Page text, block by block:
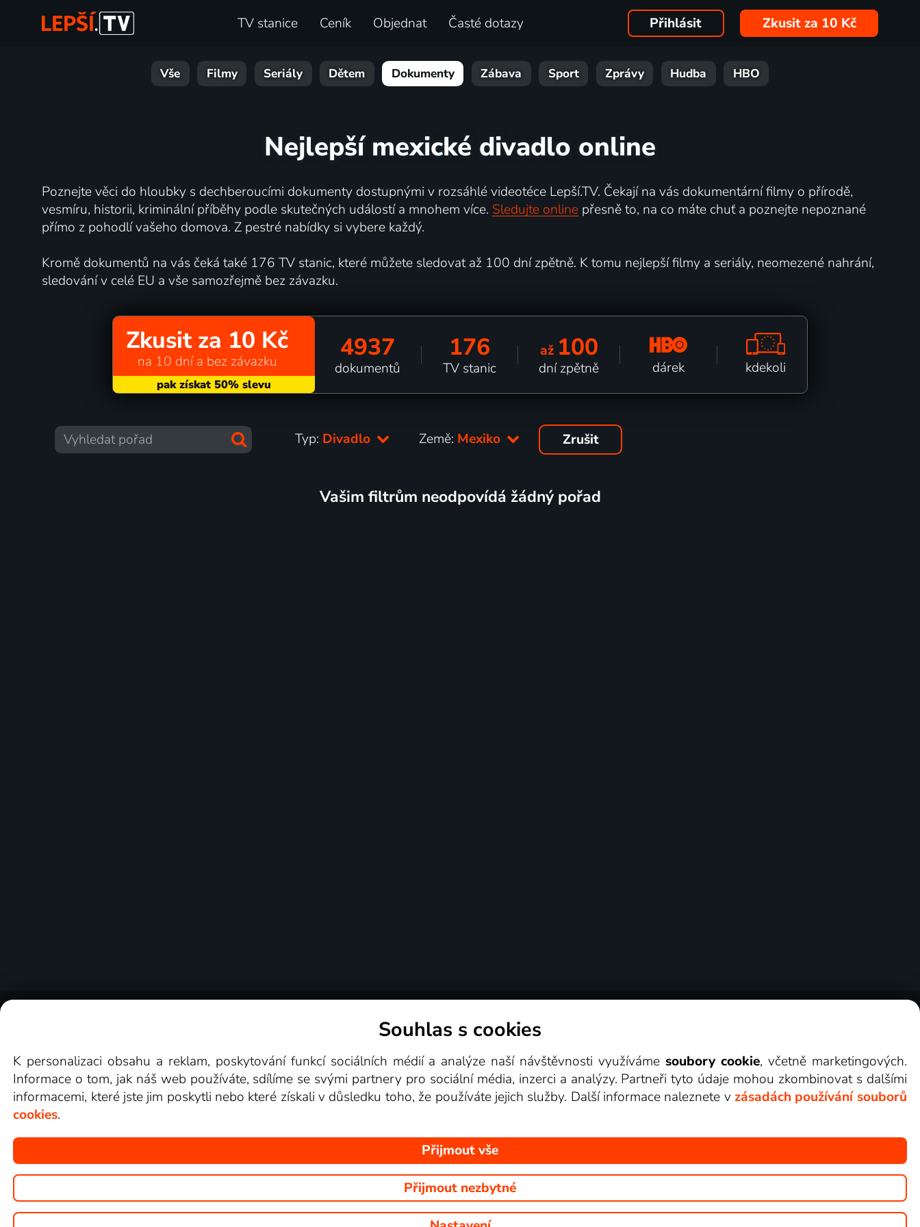
TV stanice Ceník Objednat Časté dotazy Přihlásit Zkusit za 10 Kč
Vše Filmy Seriály Dětem Dokumenty Zábava Sport Zprávy Hudba HBO
Nejlepší mexické divadlo online
Poznejte věci do hloubky s dechberoucími dokumenty dostupnými v rozsáhlé videotéce Lepší.TV. Čekají na vás dokumentární filmy o přírodě,
vesmíru, historii, kriminální příběhy podle skutečných událostí a mnohem více. Sledujte onlinepřesně to, na co máte chuť a poznejte nepoznané
přímo z pohodlí vašeho domova. Z pestré nabídky si vybere každý.
Kromě dokumentů na vás čeká také 176 TV stanic, které můžete sledovat až 100 dní zpětně. K tomu nejlepší filmy a seriály, neomezené nahrání,
sledování v celé EU a vše samozřejmě bez závazku.
Zkusit za 10 Kč
na 10 dní a bez závazku 4937
dokumentů
176
TV stanic
až 100
dní zpětně dárek kdekoli
Typ: Divadlo Země: Mexiko Zrušit
Vašim filtrům neodpovídá žádný pořad
Videotéka
Copyright © goNET s.r.o. Na tomto webu jsou zobrazovány obrázky z pořadů TV stanic, které můžete sledovat v Lepší.TV.
Souhlas s cookies
K personalizaci obsahu a reklam, poskytování funkcí sociálních médií a analýze naší návštěvnosti využívámesoubory cookie, včetně marketingových.
Informace o tom, jak náš web používáte, sdílíme se svými partnery pro sociální média, inzerci a analýzy. Partneři tyto údaje mohou zkombinovat s dalšími
informacemi, které jste jim poskytli nebo které získali v důsledku toho, že používáte jejich služby. Další informace naleznete v zásadách používání souborů
cookies.
Přijmout vše
Přijmout nezbytné